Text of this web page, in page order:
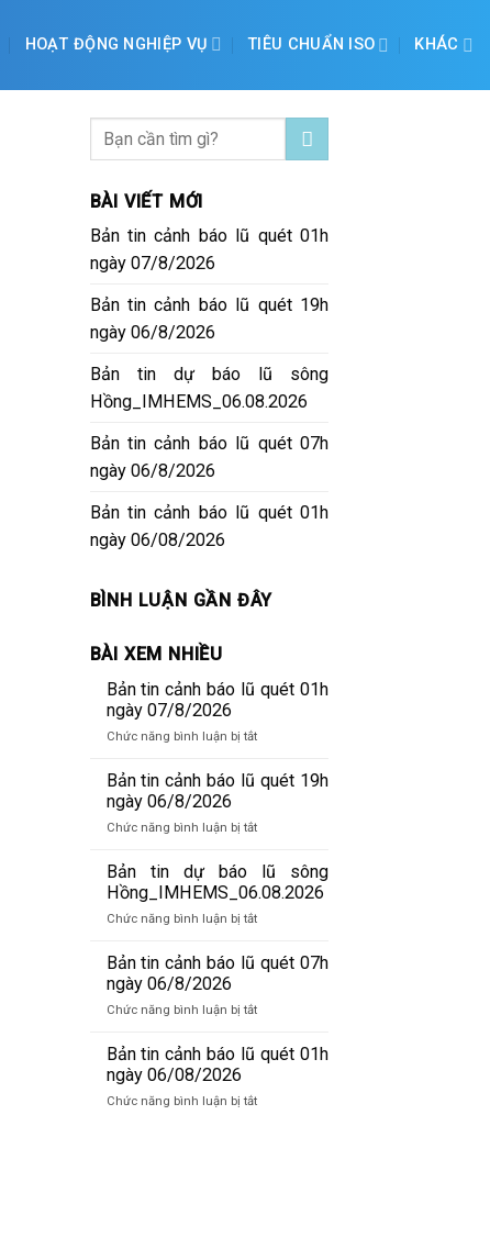
HOẠT ĐỘNG NGHIỆP VỤ TIÊU CHUẨN ISO KHÁC
BÀI VIẾT MỚI
Bản tin cảnh báo lũ quét 01h
ngày 07/8/2026
Bản tin cảnh báo lũ quét 19h
ngày 06/8/2026
Bản tin dự báo lũ sông
Hồng_IMHEMS_06.08.2026
Bản tin cảnh báo lũ quét 07h
ngày 06/8/2026
Bản tin cảnh báo lũ quét 01h
ngày 06/08/2026
BÌNH LUẬN GẦN ĐÂY
BÀI XEM NHIỀU
Bản tin cảnh báo lũ quét 01h
ngày 07/8/2026
Chức năng bình luận bị tắtở
tin
cảnh
lũ
01h
ngày
07/8/2026
Bản tin cảnh báo lũ quét 19h
ngày 06/8/2026
Chức năng bình luận bị tắtở
tin
cảnh
lũ
19h
06/8/2026
Bản tin dự báo lũ sông
Hồng_IMHEMS_06.08.2026
Chức năng bình luận bị tắtở
tin
dự
lũ
Hồng_IMHEMS_06.08.2026
Bản tin cảnh báo lũ quét 07h
ngày 06/8/2026
Chức năng bình luận bị tắtở
tin
cảnh
lũ
Bản tin cảnh báo lũ quét 01h
ngày 06/08/2026
Chức năng bình luận bị tắtở